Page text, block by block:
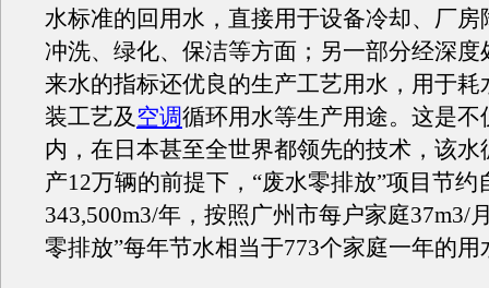
水标准的回用水，直接用于设备冷却、厂房
冲洗、绿化、保洁等方面；另一部分经深度
来水的指标还优良的生产工艺用水，用于耗
装工艺及 空调循环用水等生产用途。这是不
内，在日本甚至全世界都领先的技术，该水
产12万辆的前提下，“废水零排放”项目节约
343,500m3/年，按照广州市每户家庭37m3/
零排放”每年节水相当于773个家庭一年的用